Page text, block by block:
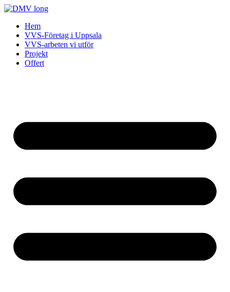
Skip
contentHem
VVS-Företag i Uppsala
VVS-arbeten vi utför
Projekt
Offert